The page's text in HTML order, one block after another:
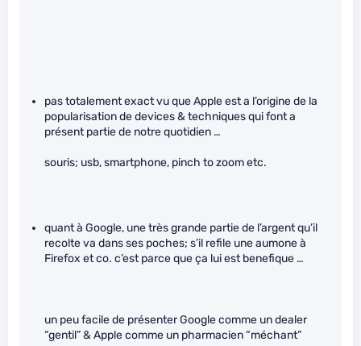
pas totalement exact vu que Apple est a l’origine de la
popularisation de devices & techniques qui font a
présent partie de notre quotidien …
souris; usb, smartphone, pinch to zoom etc.
quant à Google, une très grande partie de l’argent qu’il
recolte va dans ses poches; s’il refile une aumone à
Firefox et co. c’est parce que ça lui est benefique …
un peu facile de présenter Google comme un dealer
“gentil” & Apple comme un pharmacien “méchant”